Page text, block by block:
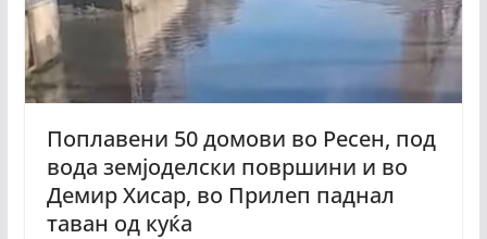
Поплавени 50 домови во Ресен, под
вода земјоделски површини и во
Демир Хисар, во Прилеп паднал
таван од куќа